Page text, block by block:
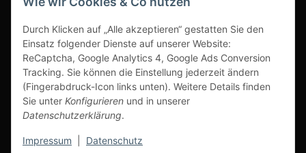
Durch Klicken auf „Alle akzeptieren“ gestatten Sie den
Einsatz folgender Dienste auf unserer Website:
ReCaptcha, Google Analytics 4, Google Ads Conversion
Tracking. Sie können die Einstellung jederzeit ändern
(Fingerabdruck-Icon links unten). Weitere Details finden
Sie unter Konfigurieren und in unserer
Datenschutzerklärung.
Impressum Datenschutz